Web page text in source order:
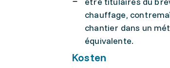
chauffage,
chantier dans un
équivalente.
Kosten